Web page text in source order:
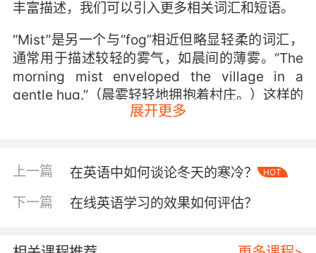
丰富描述，我们可以引入更多相关词汇和短语。
“Mist”是另一个与“fog”相近但略显轻柔的词汇，
通常用于描述较轻的雾气，如晨间的薄雾。“The
morning mist enveloped the village in a
gentle hug.”（晨雾轻轻地拥抱着村庄。）这样的
描述不仅传达了视觉信息，还蕴含了情感色彩。
用于修饰雾天，它们各自带有微妙的差异。
“Hazy”强调视线模糊，但不一定完全被遮挡；
“Foggy”则更侧重于雾气的浓厚；“Murky”则带有
展开更多
上一篇 在英语中如何谈论冬天的寒冷？ HOT
下一篇 在线英语学习的效果如何评估？